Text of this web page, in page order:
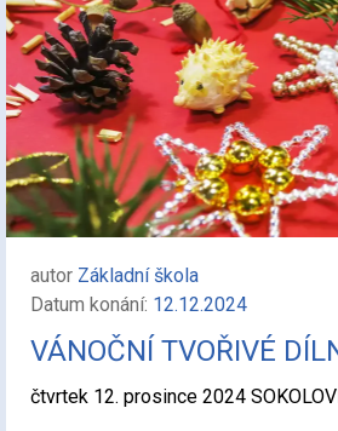
autor Základní škola
Datum konání: 12.12.2024
VÁNOČNÍ TVOŘIVÉ
čtvrtek 12. prosince 2024